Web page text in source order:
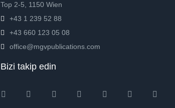
Top 2-5, 1150 Wien
+43 1 239 52 88
+43 660 123 05 08
office@mgvpublications.com
Bizi takip edin
InstagramFacebookTwitter Amazon Pinterest